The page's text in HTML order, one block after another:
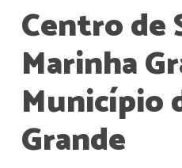
Centro de
Marinha
Município
Grande